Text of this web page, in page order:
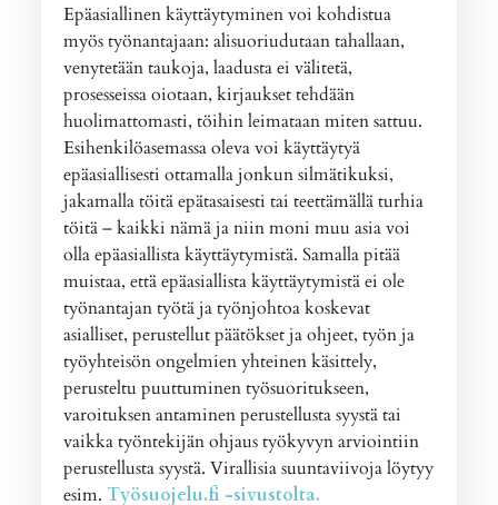
Epäasiallinen käyttäytyminen voi kohdistua
myös työnantajaan: alisuoriudutaan tahallaan,
venytetään taukoja, laadusta ei välitetä,
prosesseissa oiotaan, kirjaukset tehdään
huolimattomasti, töihin leimataan miten sattuu.
Esihenkilöasemassa oleva voi käyttäytyä
epäasiallisesti ottamalla jonkun silmätikuksi,
jakamalla töitä epätasaisesti tai teettämällä turhia
töitä – kaikki nämä ja niin moni muu asia voi
olla epäasiallista käyttäytymistä. Samalla pitää
muistaa, että epäasiallista käyttäytymistä ei ole
työnantajan työtä ja työnjohtoa koskevat
asialliset, perustellut päätökset ja ohjeet, työn ja
työyhteisön ongelmien yhteinen käsittely,
perusteltu puuttuminen työsuoritukseen,
varoituksen antaminen perustellusta syystä tai
vaikka työntekijän ohjaus työkyvyn arviointiin
perustellusta syystä. Virallisia suuntaviivoja löytyy
esim.Työsuojelu.fi -sivustolta.